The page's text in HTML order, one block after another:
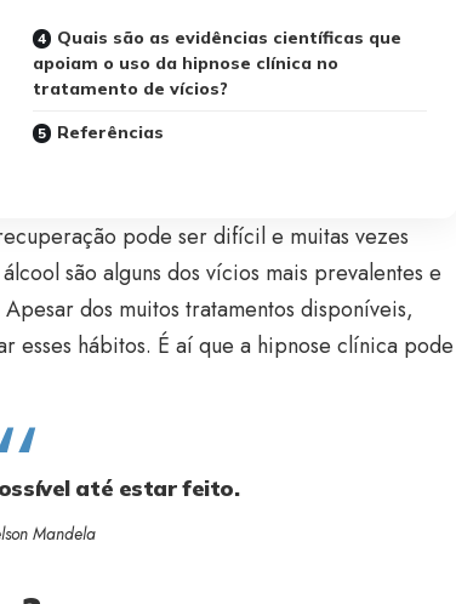
Quais são as evidências científicas que
apoiam o uso da hipnose clínica no
tratamento de vícios?
Referências
pode ser difícil e muitas vezes
são alguns dos vícios mais prevalentes e
dos muitos tratamentos disponíveis,
esses hábitos. É aí que a hipnose clínica pode
até estar feito.
Mandela